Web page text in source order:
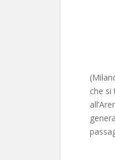
che si